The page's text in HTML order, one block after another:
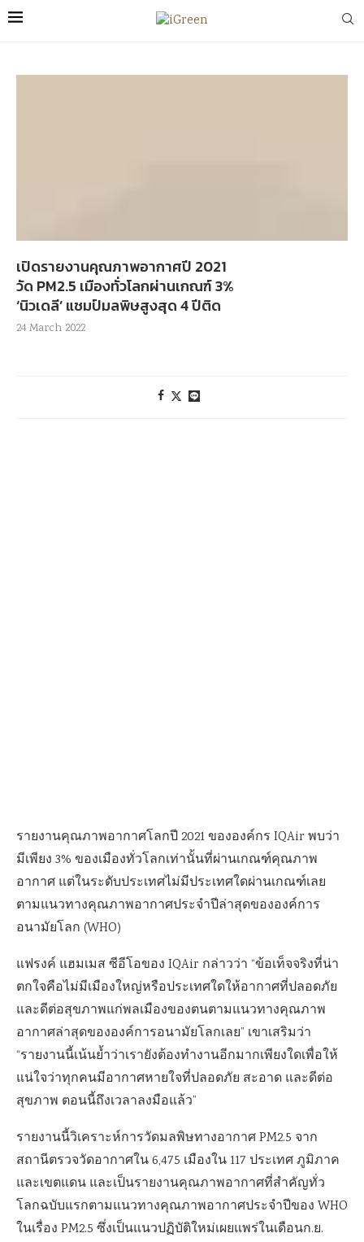
เปิดรายงานคุณภาพอากาศปี 2021
วัด PM2.5 เมืองทั่วโลกผ่านเกณฑ์ 3%
‘นิวเดลี’ แชมป์มลพิษสูงสุด 4 ปีติด
24 March 2022
รายงานคุณภาพอากาศโลกปี 2021 ขององค์กร IQAir พบว่า
มีเพียง 3% ของเมืองทั่วโลกเท่านั้นที่ผ่านเกณฑ์คุณภาพ
อากาศ แต่ในระดับประเทศไม่มีประเทศใดผ่านเกณฑ์เลย
ตามแนวทางคุณภาพอากาศประจำปีล่าสุดขององค์การ
อนามัยโลก (WHO)
แฟรงค์ แฮมเมส ซีอีโอของ IQAir กล่าวว่า “ข้อเท็จจริงที่น่า
ตกใจคือไม่มีเมืองใหญ่หรือประเทศใดให้อากาศที่ปลอดภัย
และดีต่อสุขภาพแก่พลเมืองของตนตามแนวทางคุณภาพ
อากาศล่าสุดขององค์การอนามัยโลกเลย” เขาเสริมว่า
“รายงานนี้เน้นย้ำว่าเรายังต้องทำงานอีกมากเพียงใดเพื่อให้
แน่ใจว่าทุกคนมีอากาศหายใจที่ปลอดภัย สะอาด และดีต่อ
สุขภาพ ตอนนี้ถึงเวลาลงมือแล้ว”
รายงานนี้วิเคราะห์การวัดมลพิษทางอากาศ PM2.5 จาก
สถานีตรวจวัดอากาศใน 6,475 เมืองใน 117 ประเทศ ภูมิภาค
และเขตแดน และเป็นรายงานคุณภาพอากาศที่สำคัญทั่ว
โลกฉบับแรกตามแนวทางคุณภาพอากาศประจำปีของ WHO
ในเรื่อง PM2.5 ซึ่งเป็นแนวปฏิบัติใหม่เผยแพร่ในเดือนก.ย.